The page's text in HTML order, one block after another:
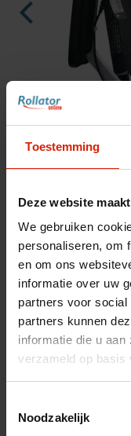
Toestemming
Deze website
We gebruiken
personaliseren, om
en om ons
informatie over uw
partners voor
partners kunnen
informatie die u
verzameld op basis
Noodzakelijk
Accoudoirs
latéraux sûrs à
confort
€115,77